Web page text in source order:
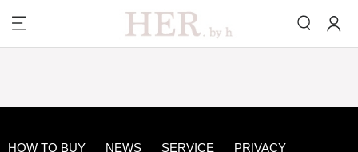
HOW TO BUY NEWS SERVICE PRIVACY